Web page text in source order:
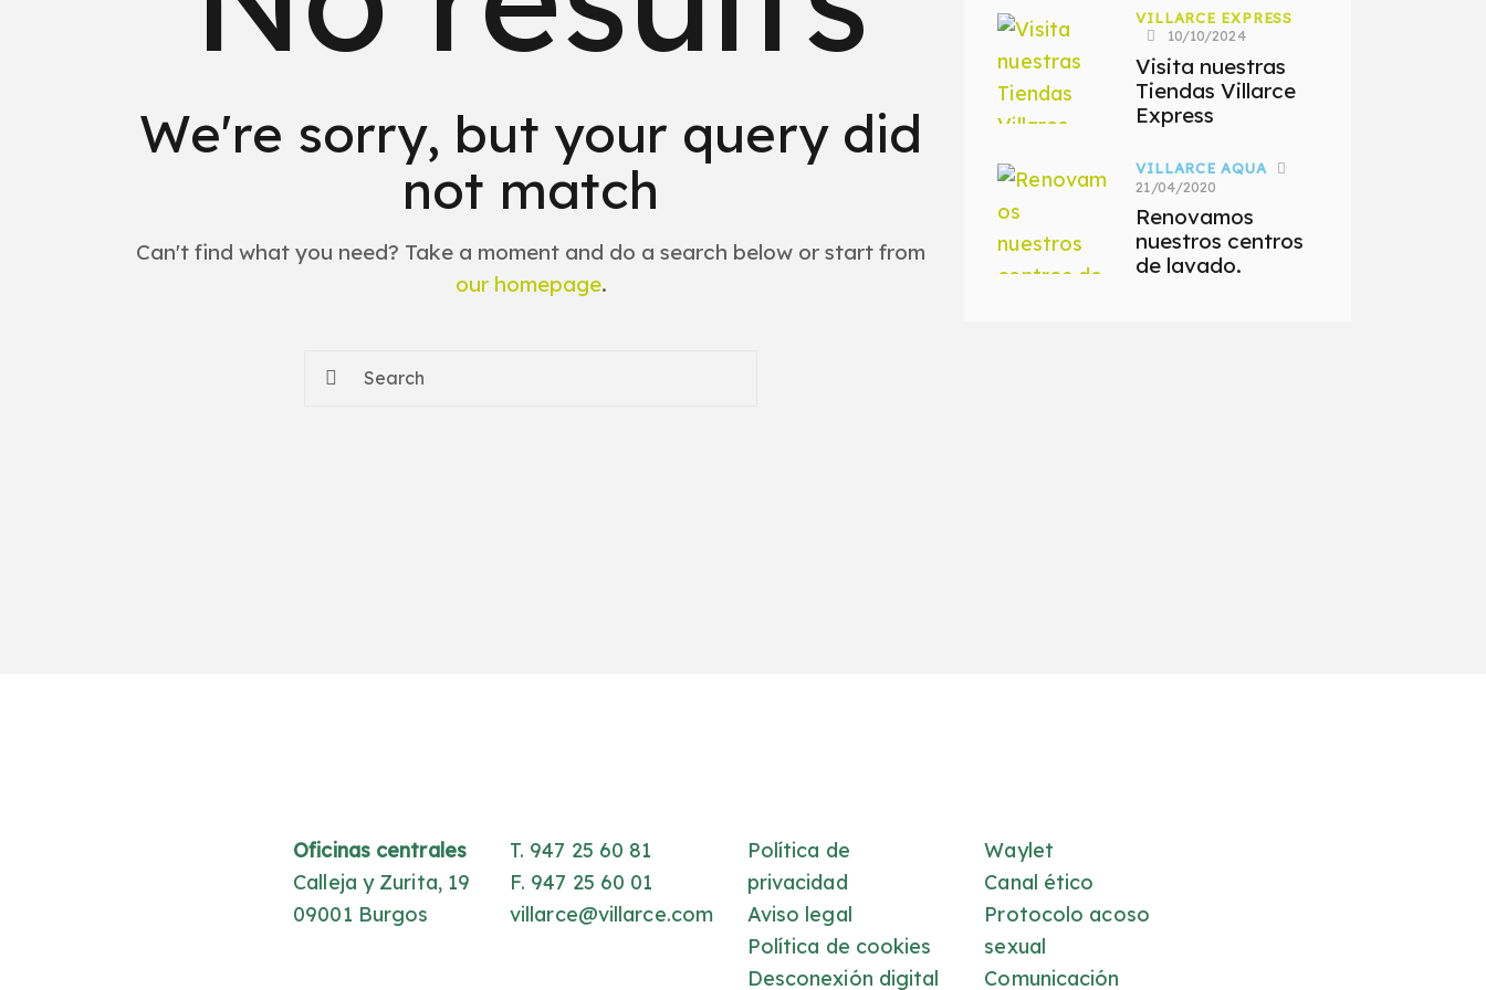
We're sorry, but your query did
not match
Can't find what you need? Take a moment and do a search below or start from
our homepage.
VILLARCE EXPRESS
10/10/2024
Visita nuestras
Tiendas Villarce
Express
VILLARCE AQUA
21/04/2020
Renovamos
nuestros centros
de lavado.
Oficinas centrales
Calleja y Zurita, 19
09001 Burgos
T. 947 25 60 81
F. 947 25 60 01
villarce@villarce.com
Política de
privacidad
Aviso legal
Política de cookies
Desconexión digital
Waylet
Canal ético
Protocolo acoso
sexual
Comunicación